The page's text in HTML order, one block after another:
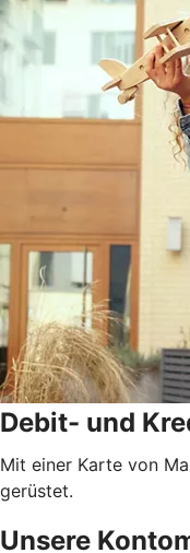
Debit- und
Mit einer Karte von
gerüstet.
Unsere